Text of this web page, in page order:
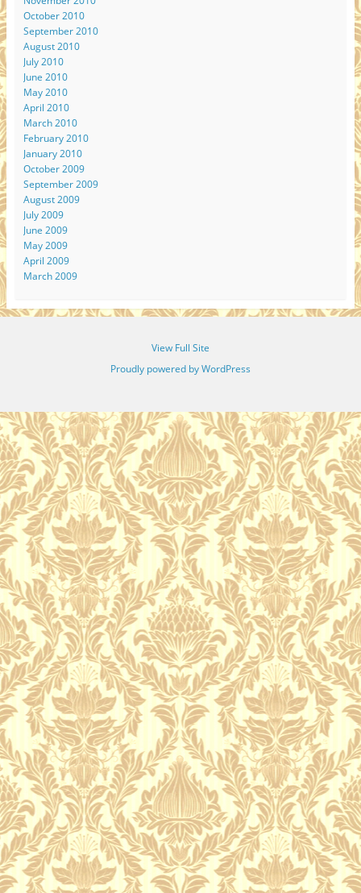
October 2010
September 2010
August 2010
July 2010
June 2010
May 2010
April 2010
March 2010
February 2010
January 2010
October 2009
September 2009
August 2009
July 2009
June 2009
May 2009
April 2009
March 2009
View Full Site
Proudly powered by WordPress